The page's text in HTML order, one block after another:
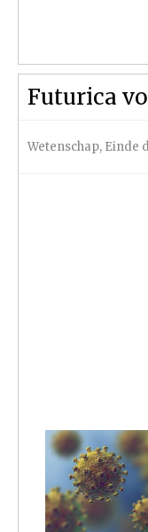
Futurica
Wetenschap, Einde